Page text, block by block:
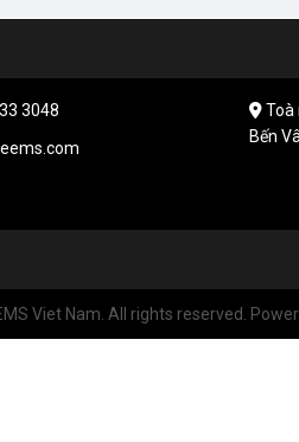
3048
Toà
Bến
Viet Nam. All rights reserved.